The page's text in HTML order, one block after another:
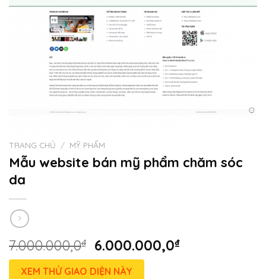
TRANG CHỦ / MỸ PHẨM
Mẫu website bán mỹ phẩm chăm sóc
da
7.000.000,0₫ 6.000.000,0₫
XEM THỬ GIAO DIỆN NÀY